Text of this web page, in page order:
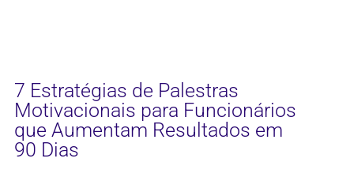
7 Estratégias de Palestras
Motivacionais para Funcionários
que Aumentam Resultados em
90 Dias